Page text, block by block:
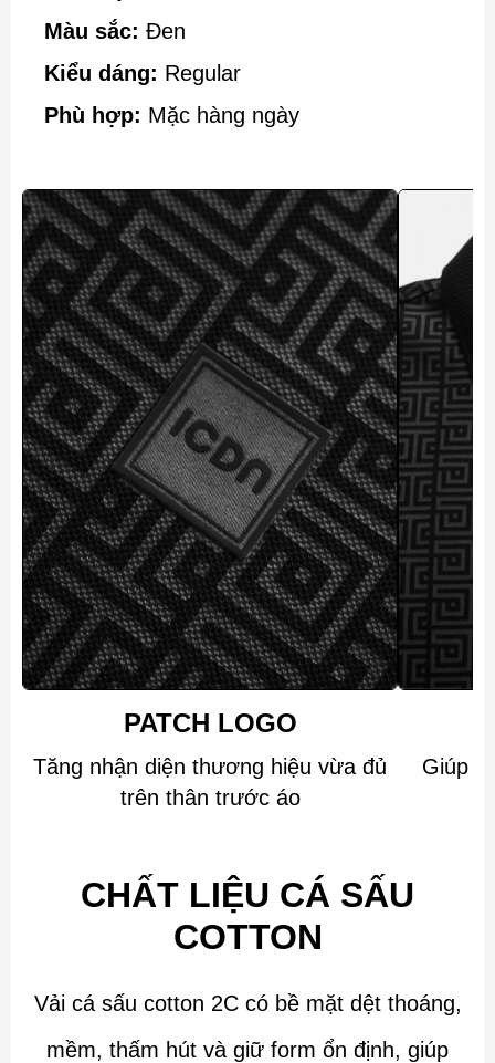
Màu sắc: Đen
Kiểu dáng: Regular
Phù hợp: Mặc hàng ngày
PATCH LOGO
Tăng nhận diện thương hiệu vừa đủ
trên thân trước áo
Giúp
CHẤT LIỆU CÁ SẤU
COTTON
Vải cá sấu cotton 2C có bề mặt dệt thoáng,
mềm, thấm hút và giữ form ổn định, giúp